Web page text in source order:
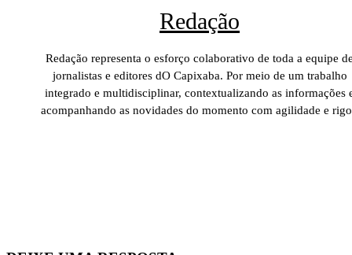
Redação
Redação representa o esforço colaborativo de toda a equipe
jornalistas e editores dO Capixaba. Por meio de um trabalho
integrado e multidisciplinar, contextualizando as informações
acompanhando as novidades do momento com agilidade e